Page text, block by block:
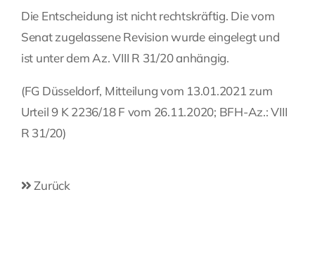
Die Entscheidung ist nicht rechtskräftig. Die vom
Senat zugelassene Revision wurde eingelegt und
ist unter dem Az. VIII R 31/20 anhängig.
(FG Düsseldorf, Mitteilung vom 13.01.2021 zum
Urteil 9 K 2236/18 F vom 26.11.2020; BFH-Az.: VIII
R 31/20)
Zurück